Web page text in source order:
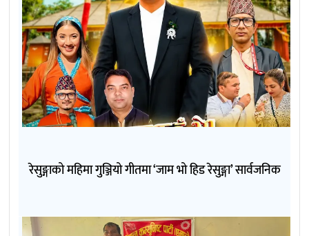
रेसुङ्गाको महिमा गुञ्जियो गीतमा ‘जाम भो हिड रेसुङ्गा’ सार्वजनिक